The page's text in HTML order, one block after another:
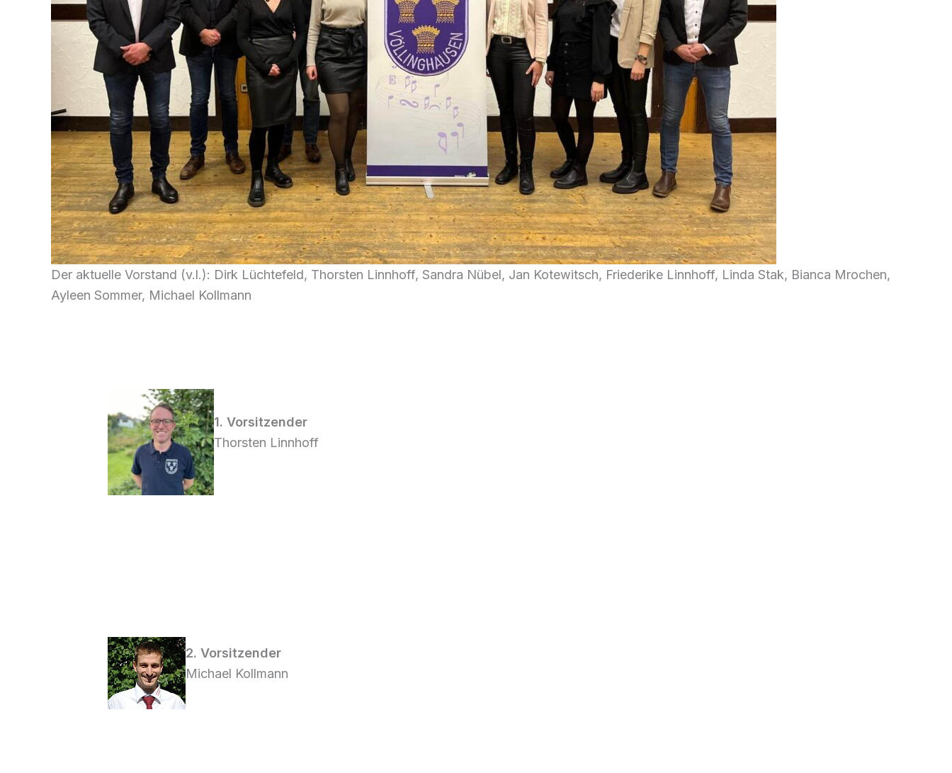
Der aktuelle Vorstand (v.l.): Dirk Lüchtefeld, Thorsten Linnhoff, Sandra Nübel, Jan Kotewitsch, Friederike Linnhoff, Linda Stak, Bianca Mrochen,
Ayleen Sommer, Michael Kollmann
1. Vorsitzender
Thorsten Linnhoff
2. Vorsitzender
Michael Kollmann